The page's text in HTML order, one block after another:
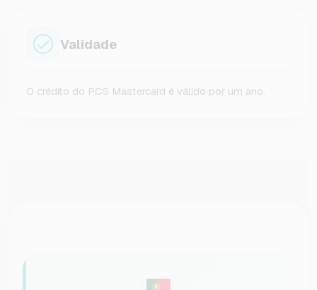
Validade
O crédito do PCS Mastercard é válido por um ano.